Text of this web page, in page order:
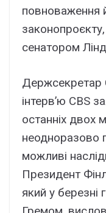
повноваження
сенатором
інтерв’ю CBS
останніх двох
неодноразово
можливі
Президент
який у березні